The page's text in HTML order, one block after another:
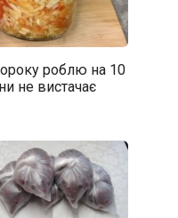
роблю на 10
не вистачає